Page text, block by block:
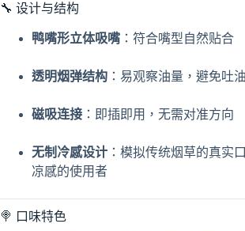
🔧 设计与结构
鸭嘴形立体吸嘴 ：符合嘴型自然贴合
透明烟弹结构 ：易观察油量，避免吐
磁吸连接 ：即插即用，无需对准方向
无制冷感设计 ：模拟传统烟草的真实
凉感的使用者
🍭 口味特色